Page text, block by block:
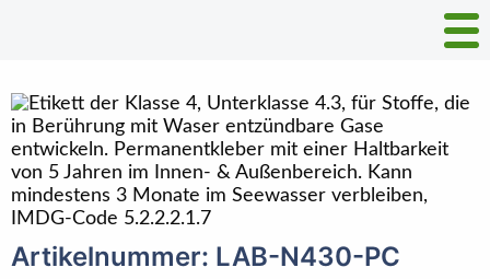
Artikelnummer: LAB-N430-PC